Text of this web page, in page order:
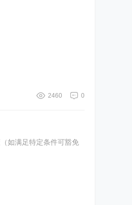
0
2460
如满足特定条件可豁免